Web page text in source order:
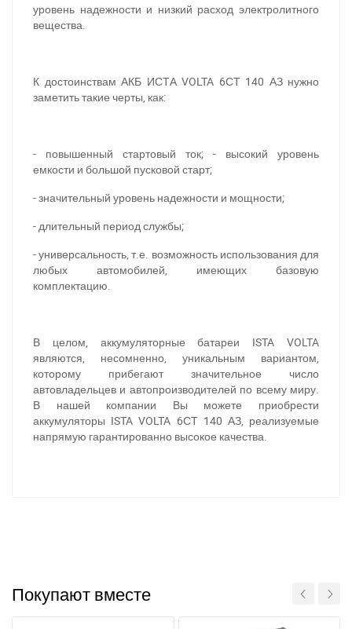
уровень надежности и низкий расход электролитного
вещества.
К достоинствам АКБ ИСТА VOLTA 6СТ 140 АЗ нужно
заметить такие черты, как:
- повышенный стартовый ток; - высокий уровень
емкости и большой пусковой старт;
- значительный уровень надежности и мощности;
- длительный период службы;
- универсальность, т.е. возможность использования для
любых автомобилей, имеющих базовую
комплектацию.
В целом, аккумуляторные батареи ISTA VOLTA
являются, несомненно, уникальным вариантом,
которому прибегают значительное число
автовладельцев и автопроизводителей по всему миру.
В нашей компании Вы можете приобрести
аккумуляторы ISTA VOLTA 6СТ 140 АЗ, реализуемые
напрямую гарантированно высокое качества.
Покупают вместе
Telegram (093) 600-51-11
Написать в Viber Написать в Telegram